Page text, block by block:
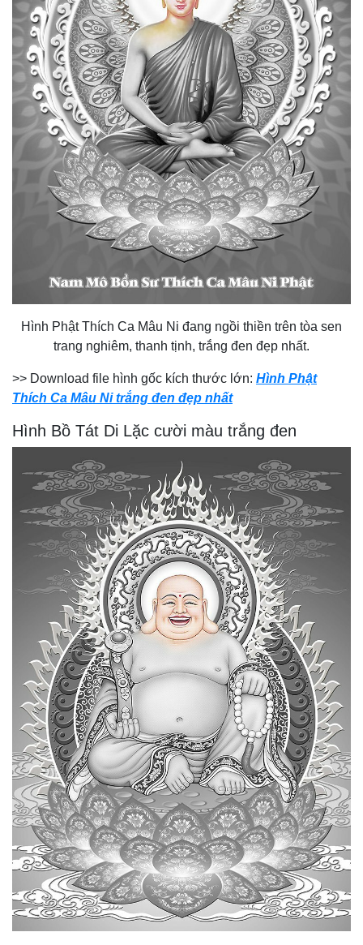
Hình Phật Thích Ca Mâu Ni đang ngồi thiền trên tòa sen
trang nghiêm, thanh tịnh, trắng đen đẹp nhất.
>> Download file hình gốc kích thước lớn: Hình Phật
Thích Ca Mâu Ni trắng đen đẹp nhất
Hình Bồ Tát Di Lặc cười màu trắng đen